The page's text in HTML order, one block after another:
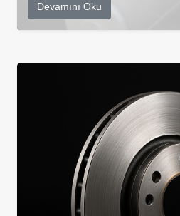
Devamını Oku